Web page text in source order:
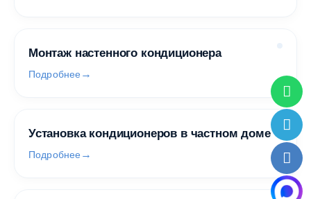
Монтаж настенного кондиционера
Подробнее
Установка кондиционеров в частном доме
Подробнее